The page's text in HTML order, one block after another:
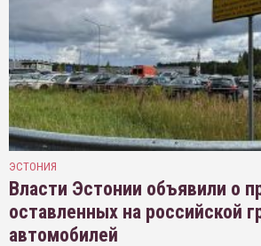
ЭСТОНИЯ
Власти Эстонии объявили о
оставленных на российской
автомобилей